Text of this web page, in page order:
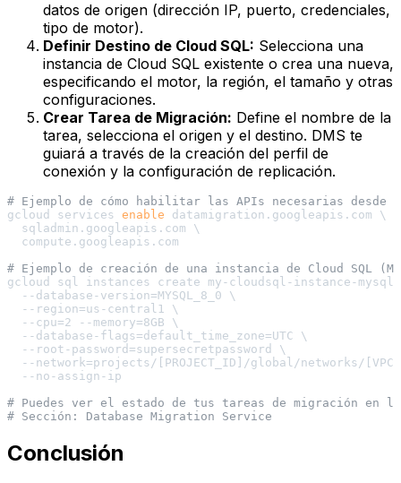
datos de origen (dirección IP, puerto, credenciales,
tipo de motor).
Definir Destino de Cloud SQL: Selecciona una
instancia de Cloud SQL existente o crea una nueva,
especificando el motor, la región, el tamaño y otras
configuraciones.
Crear Tarea de Migración: Define el nombre de la
tarea, selecciona el origen y el destino. DMS te
guiará a través de la creación del perfil de
conexión y la configuración de replicación.
# Ejemplo de cómo habilitar las APIs necesarias desde
gcloud services enable datamigration.googleapis.com \
  sqladmin.googleapis.com \
  compute.googleapis.com
# Ejemplo de creación de una instancia de Cloud SQL
gcloud sql instances create my-cloudsql-instance-
  --database-version=MYSQL_8_0 \
  --region=us-central1 \
  --cpu=2 --memory=8GB \
  --database-flags=default_time_zone=UTC \
  --root-password=supersecretpassword \
--network=projects/[PROJECT_ID]/global/networks/
  --no-assign-ip
# Puedes ver el estado de tus tareas de migración en la
# Sección: Database Migration Service
Conclusión